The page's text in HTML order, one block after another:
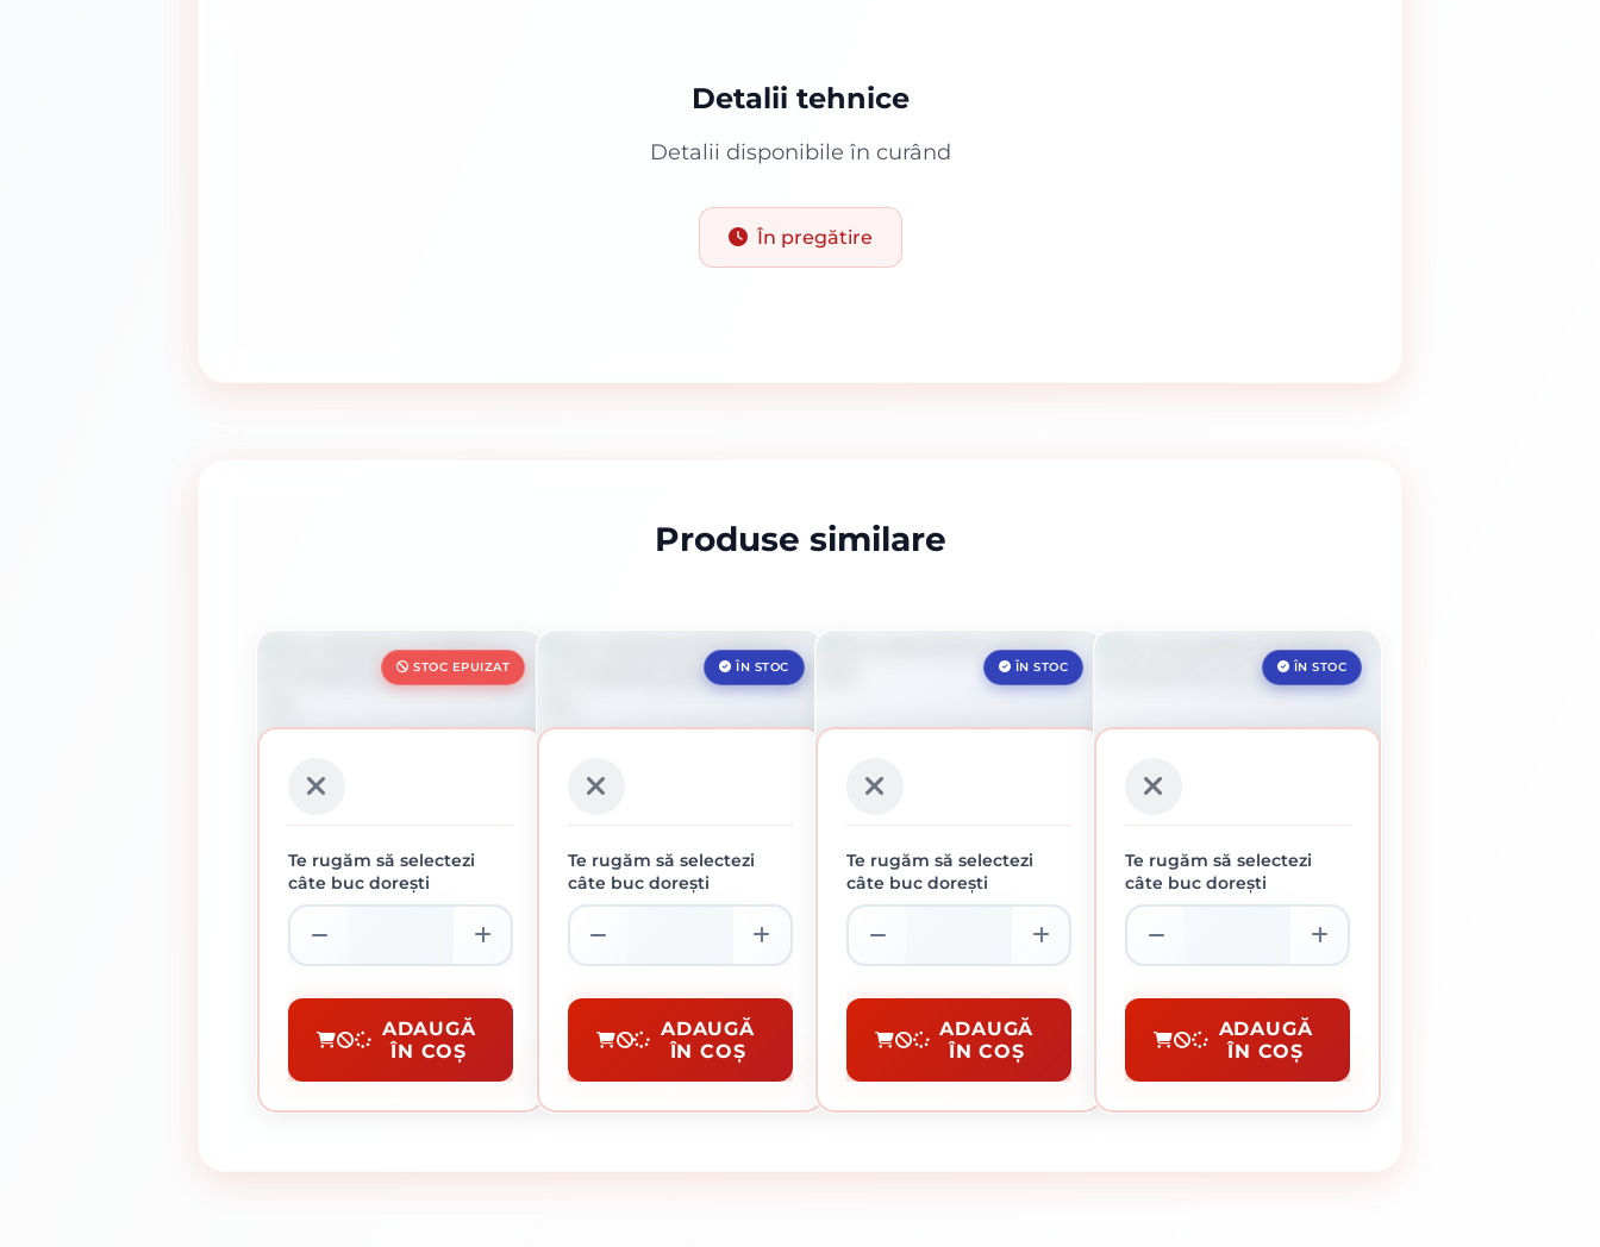
Detalii tehnice
Detalii disponibile în curând
În pregătire
Produse similare
STOC EPUIZAT
DISC DEBITARE
SPECIAL, 180 X 2 X 22.23
MM
Disc Debitare Si Polizare
Te rugăm să selectezi
câte buc dorești
ADAUGĂ
ÎN COȘ
ÎN STOC
DISC DEBITARE
SPECIAL, 230 X 1,9 X 22,23
MM
Disc Debitare Si Polizare
Te rugăm să selectezi
câte buc dorești
ADAUGĂ
ÎN COȘ
ÎN STOC
DISC DIAMANTAT
Disc Diamantat
Te rugăm să selectezi
câte buc dorești
ADAUGĂ
ÎN COȘ
ÎN STOC
DISC DE POLIZAT
KLINGSPOR, A 24 EXTRA,
115 X 6 X 22,23 MM
Disc Debitare Si Polizare
Te rugăm să selectezi
câte buc dorești
ADAUGĂ
ÎN COȘ